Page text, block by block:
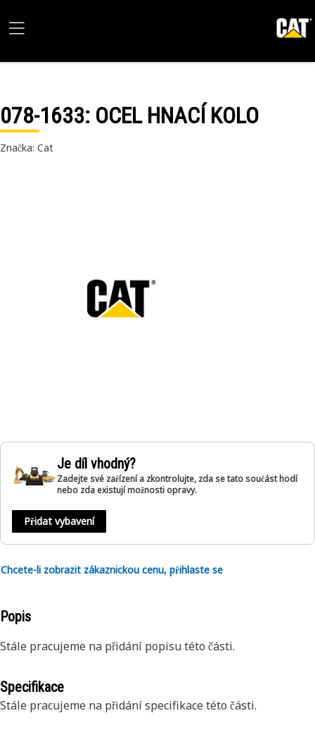
078-1633: OCEL HNACÍ KOLO
Značka: Cat
Je díl vhodný?
Zadejte své zařízení a zkontrolujte, zda se tato součást hodí
nebo zda existují možnosti opravy.
Přidat vybavení
Chcete-li zobrazit zákaznickou cenu, přihlaste se
Popis
Stále pracujeme na přidání popisu této části.
Specifikace
Stále pracujeme na přidání specifikace této části.